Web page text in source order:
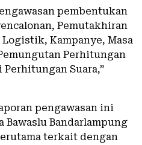
pembentukan
Pemutakhiran
Kampanye, Masa
Perhitungan
Suara,”
pengawasan ini
Bandarlampung
terkait dengan